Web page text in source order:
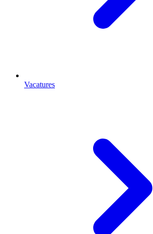
Vacatures